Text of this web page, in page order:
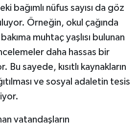
bağımlı nüfus sayısı da göz
Örneğin, okul çağında
muhtaç yaşlısı bulunan
daha hassas bir
sayede, kısıtlı kaynakların
ve sosyal adaletin tesis
vatandaşların